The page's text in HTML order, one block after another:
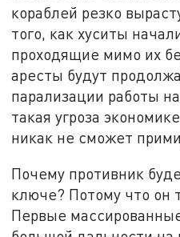
кораблей резко
того, как хуситы
проходящие мимо их
аресты будут
парализации работы
такая угроза
никак не сможет
Почему противник
ключе? Потому что он
Первые